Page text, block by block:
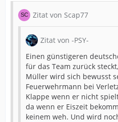
Zitat von Scap77
Zitat von -PSY-
Einen günstigeren
für das Team zurück
Müller wird sich bewusst
Feuerwehrmann bei
Klappe wenn er nicht
da wenn er Eiszeit
keinem weh. Und wird